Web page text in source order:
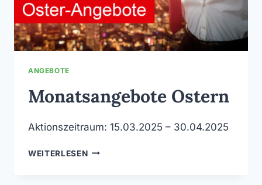
ANGEBOTE
Monatsangebote Ostern
Aktionszeitraum: 15.03.2025 – 30.04.2025
WEITERLESENMONATSANGEBOTE